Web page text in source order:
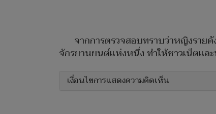
จากการตรวจสอบทราบว่าหญิงราย
จักรยานยนต์แห่งหนึ่ง ทำให้ชาวเน็ตแล
เงื่อนไขการแสดงความคิดเห็น